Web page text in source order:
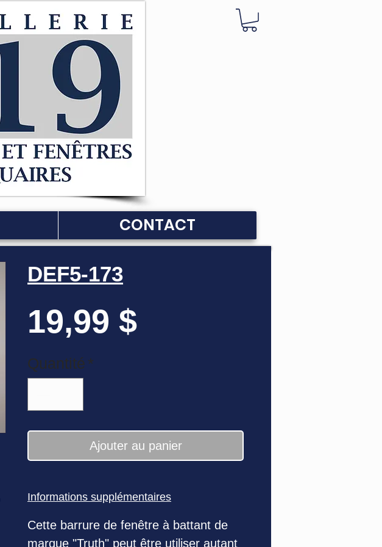
CONTACT
DEF5-173
19,99 $Prix
Quantité *
Ajouter au panier
Informations supplémentaires
Cette barrure de fenêtre à battant de
marque "Truth" peut être utiliser autant